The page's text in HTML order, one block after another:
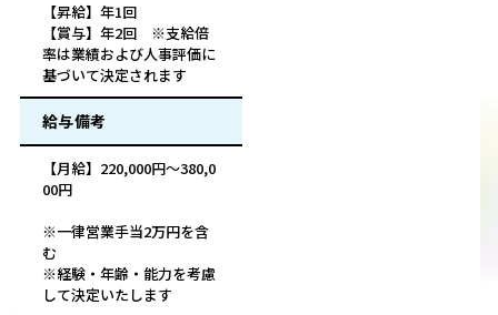
【昇給】年1回
【賞与】年2回 ※支給倍
率は業績および人事評価に
基づいて決定されます
給与備考
【月給】220,000円～380,0
00円
※一律営業手当2万円を含
む
※経験・年齢・能力を考慮
して決定いたします